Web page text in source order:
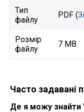
Тип
файлу
PDF (
Розмір
файлу
7 MB
Часто задавані
Де я можу знайти